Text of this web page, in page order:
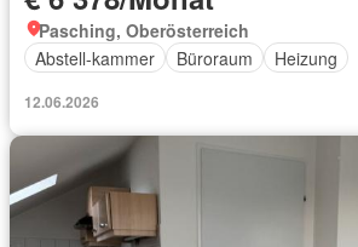
Pasching, Oberösterreich
Abstell-kammer
Büroraum Heizung
12.06.2026